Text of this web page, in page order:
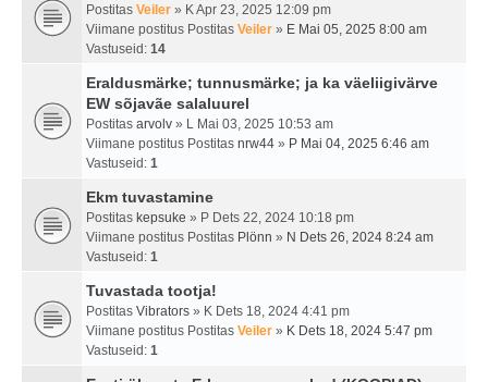
Postitas Veiler » K Apr 23, 2025 12:09 pm
Viimane postitus Postitas Veiler » E Mai 05, 2025 8:00 am
Vastuseid: 14
Eraldusmärke; tunnusmärke; ja ka väeliigivärve
EW sõjavãe salaluurel
Postitas arvolv » L Mai 03, 2025 10:53 am
Viimane postitus Postitas nrw44 » P Mai 04, 2025 6:46 am
Vastuseid: 1
Ekm tuvastamine
Postitas kepsuke » P Dets 22, 2024 10:18 pm
Viimane postitus Postitas Plönn » N Dets 26, 2024 8:24 am
Vastuseid: 1
Tuvastada tootja!
Postitas Vibrators » K Dets 18, 2024 4:41 pm
Viimane postitus Postitas Veiler » K Dets 18, 2024 5:47 pm
Vastuseid: 1